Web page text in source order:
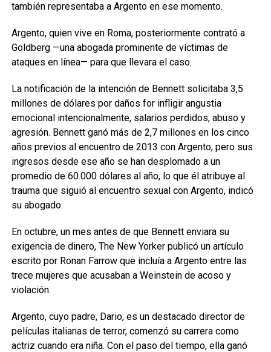
también representaba a Argento en ese momento.
Argento, quien vive en Roma, posteriormente contrató a
Goldberg —una abogada prominente de víctimas de
ataques en línea— para que llevara el caso.
La notificación de la intención de Bennett solicitaba 3,5
millones de dólares por daños for infligir angustia
emocional intencionalmente, salarios perdidos, abuso y
agresión. Bennett ganó más de 2,7 millones en los cinco
años previos al encuentro de 2013 con Argento, pero sus
ingresos desde ese año se han desplomado a un
promedio de 60.000 dólares al año, lo que él atribuye al
trauma que siguió al encuentro sexual con Argento, indicó
su abogado.
En octubre, un mes antes de que Bennett enviara su
exigencia de dinero, The New Yorker publicó un artículo
escrito por Ronan Farrow que incluía a Argento entre las
trece mujeres que acusaban a Weinstein de acoso y
violación.
Argento, cuyo padre, Dario, es un destacado director de
películas italianas de terror, comenzó su carrera como
actriz cuando era niña. Con el paso del tiempo, ella ganó